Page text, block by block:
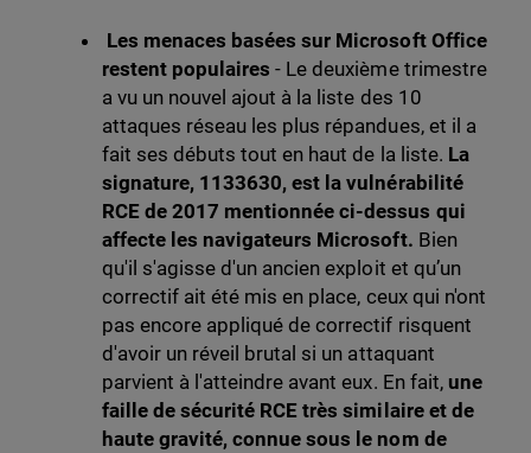
Les menaces basées sur Microsoft Office
restent populaires - Le deuxième trimestre
a vu un nouvel ajout à la liste des 10
attaques réseau les plus répandues, et il a
fait ses débuts tout en haut de la liste. La
signature, 1133630, est la vulnérabilité
RCE de 2017 mentionnée ci-dessus qui
affecte les navigateurs Microsoft. Bien
qu'il s'agisse d'un ancien exploit et qu’un
correctif ait été mis en place, ceux qui n'ont
pas encore appliqué de correctif risquent
d'avoir un réveil brutal si un attaquant
parvient à l'atteindre avant eux. En fait, une
faille de sécurité RCE très similaire et de
haute gravité, connue sous le nom de